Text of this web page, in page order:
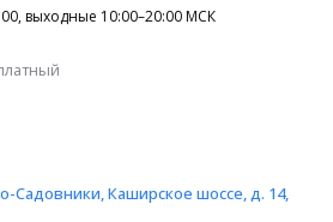
выходные 10:00–20:00 МСК
Садовники, Каширское шоссе, д. 14,